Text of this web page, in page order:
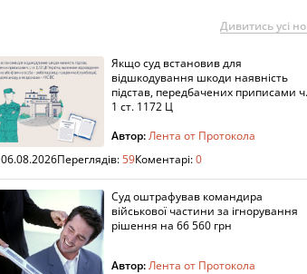
Дивитись усі
Якщо суд встановив для
відшкодування шкоди наявність
підстав, передбачених приписами ч.
1 ст. 1172 Ц
Автор:Лента от Протокола
06.08.2026Переглядів:59Коментарі:0
Суд оштрафував командира
військової частини за ігнорування
рішення на 66 560 грн
Автор:Лента от Протокола